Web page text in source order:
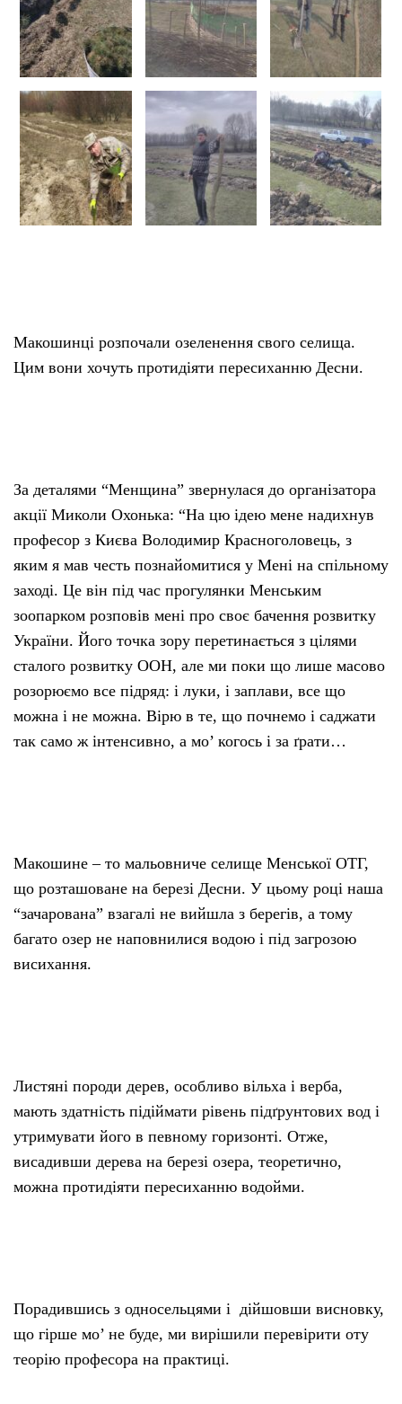
Макошинці розпочали озеленення свого селища.
Цим вони хочуть протидіяти пересиханню Десни.
За деталями “Менщина” звернулася до організатора
акції Миколи Охонька: “На цю ідею мене надихнув
професор з Києва Володимир Красноголовець, з
яким я мав честь познайомитися у Мені на спільному
заході. Це він під час прогулянки Менським
зоопарком розповів мені про своє бачення розвитку
України. Його точка зору перетинається з цілями
сталого розвитку ООН, але ми поки що лише масово
розорюємо все підряд: і луки, і заплави, все що
можна і не можна. Вірю в те, що почнемо і саджати
так само ж інтенсивно, а мо’ когось і за ґрати…
Макошине – то мальовниче селище Менської ОТГ,
що розташоване на березі Десни. У цьому році наша
“зачарована” взагалі не вийшла з берегів, а тому
багато озер не наповнилися водою і під загрозою
висихання.
Листяні породи дерев, особливо вільха і верба,
мають здатність підіймати рівень підґрунтових вод і
утримувати його в певному горизонті. Отже,
висадивши дерева на березі озера, теоретично,
можна протидіяти пересиханню водойми.
Порадившись з односельцями і дійшовши висновку,
що гірше мо’ не буде, ми вирішили перевірити оту
теорію професора на практиці.